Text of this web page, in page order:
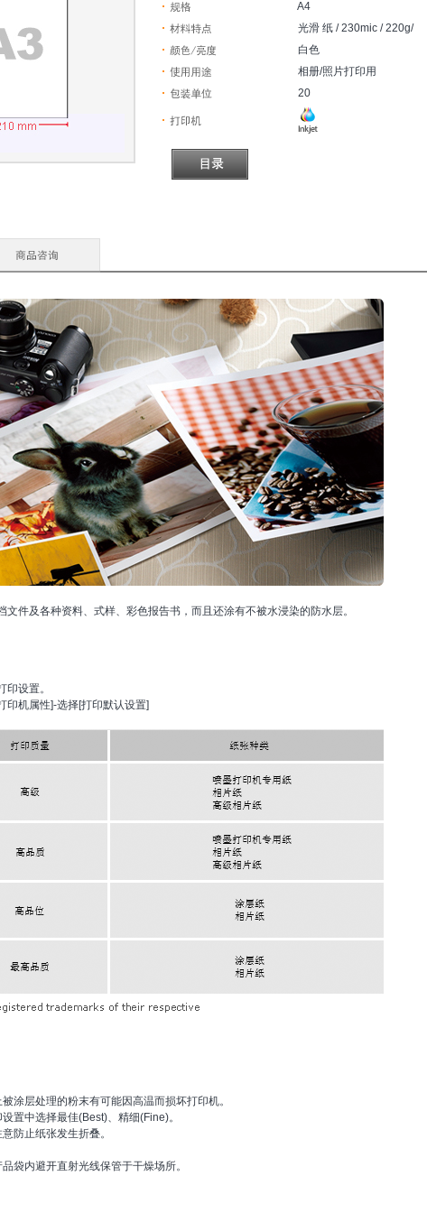
A4
光滑 纸 / 230mic / 220g/
白色
相册/照片打印用
20
件及各种资料、式样、彩色报告书，而且还涂有不被水浸染的防水层。
设置。
印机属性]-选择[打印默认设置]
涂层处理的粉末有可能因高温而损坏打印机。
置中选择最佳(Best)、精细(Fine)。
防止纸张发生折叠。
袋内避开直射光线保管于干燥场所。